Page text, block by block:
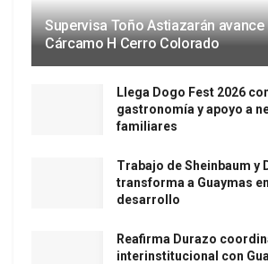
Supervisa Toño Astiazarán avance
Cárcamo H Cerro Colorado
Llega Dogo Fest 2026
gastronomía y apoyo a
familiares
Trabajo de Sheinbaum y
transforma a Guaymas
desarrollo
Reafirma Durazo
interinstitucional con